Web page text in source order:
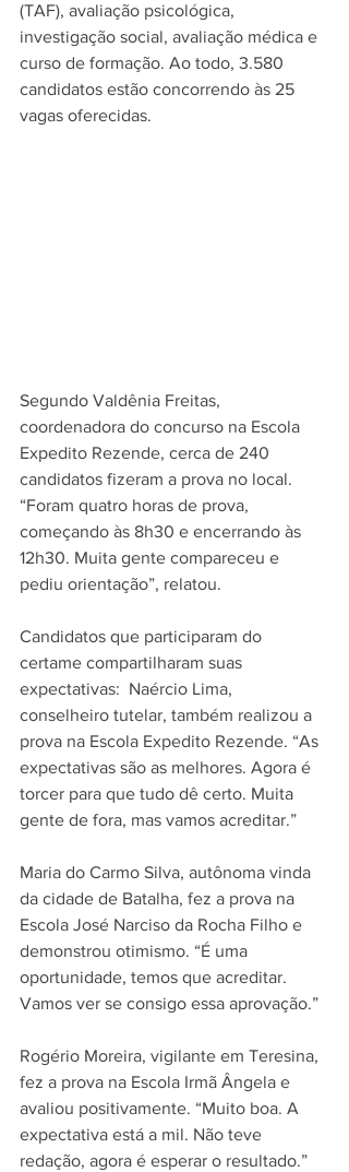
(TAF), avaliação psicológica,
investigação social, avaliação médica e
curso de formação. Ao todo, 3.580
candidatos estão concorrendo às 25
vagas oferecidas.
Segundo Valdênia Freitas,
coordenadora do concurso na Escola
Expedito Rezende, cerca de 240
candidatos fizeram a prova no local.
“Foram quatro horas de prova,
começando às 8h30 e encerrando às
12h30. Muita gente compareceu e
pediu orientação”, relatou.
Candidatos que participaram do
certame compartilharam suas
expectativas:  Naércio Lima,
conselheiro tutelar, também realizou a
prova na Escola Expedito Rezende. “As
expectativas são as melhores. Agora é
torcer para que tudo dê certo. Muita
gente de fora, mas vamos acreditar.”
Maria do Carmo Silva, autônoma vinda
da cidade de Batalha, fez a prova na
Escola José Narciso da Rocha Filho e
demonstrou otimismo. “É uma
oportunidade, temos que acreditar.
Vamos ver se consigo essa aprovação.”
Rogério Moreira, vigilante em Teresina,
fez a prova na Escola Irmã Ângela e
avaliou positivamente. “Muito boa. A
expectativa está a mil. Não teve
redação, agora é esperar o resultado.”